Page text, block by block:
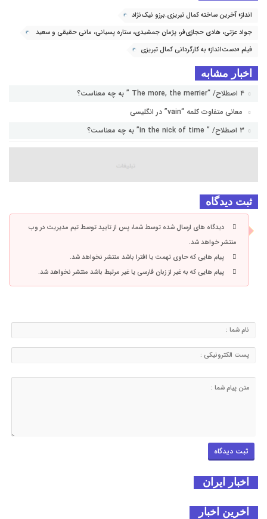
انداز» آخرین ساخته کمال تبریزی.برزو نیک‌نژاد
جواد عزتی، هادی حجازی‌فر، پژمان جمشیدی، ستاره پسیانی، مانی حقیقی و سعید
پورصمیمی
فیلم «دست‌انداز» به کارگردانی کمال تبریزی
اخبار مشابه
معانی متفاوت کلمه “vain” در انگلیسی
ثبت دیدگاه
دیدگاه های ارسال شده توسط شما، پس از تایید توسط تیم مدیریت در وب
منتشر خواهد شد.
پیام هایی که حاوی تهمت یا افترا باشد منتشر نخواهد شد.
پیام هایی که به غیر از زبان فارسی یا غیر مرتبط باشد منتشر نخواهد شد.
اخبار ایران
اخرین اخبار